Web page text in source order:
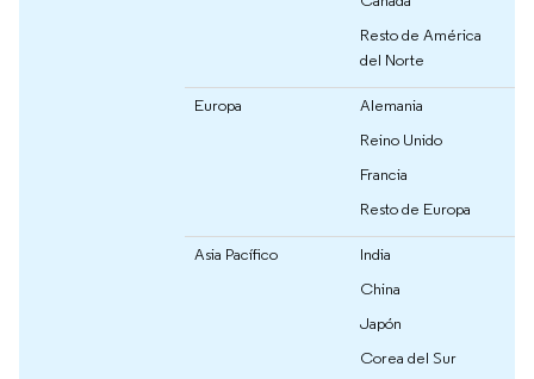
Resto de América
del Norte
Europa
Alemania
Reino Unido
Francia
Resto de Europa
Asia Pacífico
India
China
Japón
Corea del Sur